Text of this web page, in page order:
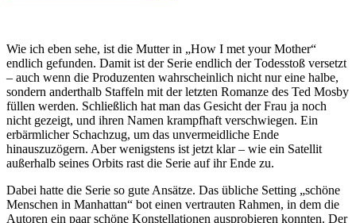
Wie ich eben sehe, ist die Mutter in „How I met your Mother“
endlich gefunden. Damit ist der Serie endlich der Todesstoß versetzt
– auch wenn die Produzenten wahrscheinlich nicht nur eine halbe,
sondern anderthalb Staffeln mit der letzten Romanze des Ted Mosby
füllen werden. Schließlich hat man das Gesicht der Frau ja noch
nicht gezeigt, und ihren Namen krampfhaft verschwiegen. Ein
erbärmlicher Schachzug, um das unvermeidliche Ende
hinauszuzögern. Aber wenigstens ist jetzt klar – wie ein Satellit
außerhalb seines Orbits rast die Serie auf ihr Ende zu.
Dabei hatte die Serie so gute Ansätze. Das übliche Setting „schöne
Menschen in Manhattan“ bot einen vertrauten Rahmen, in dem die
Autoren ein paar schöne Konstellationen ausprobieren konnten. Der